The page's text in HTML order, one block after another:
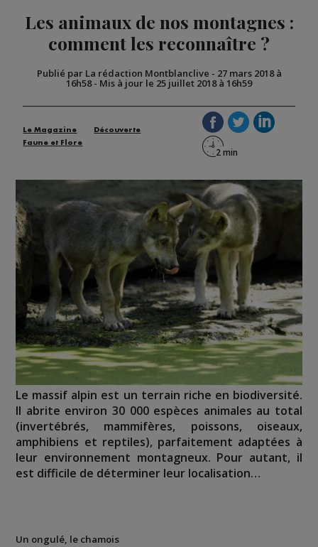
Les animaux de nos montagnes :
comment les reconnaître ?
Publié par La rédaction Montblanclive - 27 mars 2018 à
16h58- Mis à jour le 25 juillet 2018 à 16h59
Le Magazine
Découverte
Faune et Flore
Le massif alpin est un terrain riche en biodiversité.
Il abrite environ 30 000 espèces animales au total
(invertébrés, mammifères, poissons, oiseaux,
amphibiens et reptiles), parfaitement adaptées à
leur environnement montagneux. Pour autant, il
est difficile de déterminer leur localisation…
Un ongulé, le chamois